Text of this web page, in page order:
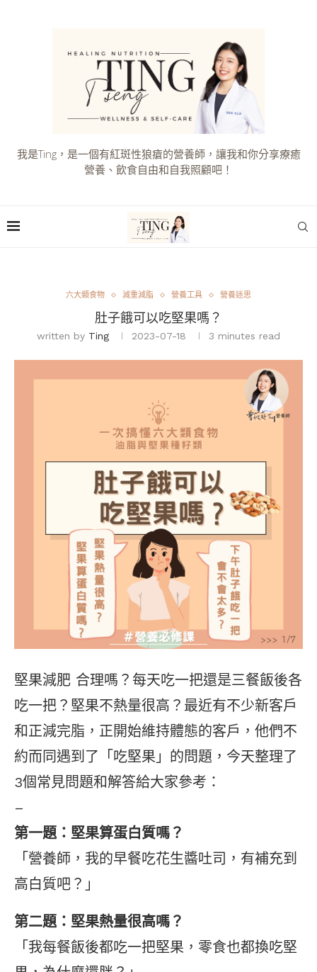
我是Ting，是一個有紅斑性狼瘡的營養師，讓我和你分享療癒
營養、飲食自由和自我照顧吧！
六大類食物 減重減脂 營養工具 營養迷思
肚子餓可以吃堅果嗎？
written by Ting 2023-07-18 3 minutes read
堅果減肥 合理嗎？每天吃一把還是三餐飯後各
吃一把？堅果不熱量很高？最近有不少新客戶
和正減完脂，正開始維持體態的客戶，他們不
約而同遇到了「吃堅果」的問題，今天整理了
3個常見問題和解答給大家參考：
–
第一題：堅果算蛋白質嗎？
「營養師，我的早餐吃花生醬吐司，有補充到
高白質吧？」
第二題：堅果熱量很高嗎？
「我每餐飯後都吃一把堅果，零食也都換吃堅